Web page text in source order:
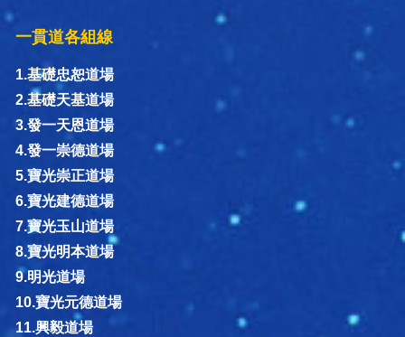
一貫道各組線
1.基礎忠恕道場
2.基礎天基道場
3.發一天恩道場
4.發一崇德道場
5.寶光崇正道場
6.寶光建德道場
7.寶光玉山道場
8.寶光明本道場
9.明光道場
10.寶光元德道場
11.興毅道場